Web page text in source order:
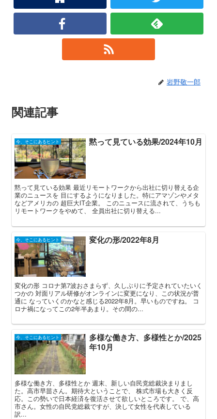
岩野敬一郎
関連記事
今、そこにあるヒント 黙って見ている効果/2024年10月
黙って見ている効果 最近リモートワークから出社に切り替える企
業のニュースを 目にするようになりました。特にアマゾンやメタ
などアメリカの 超巨大IT企業。 このニュースに流されて、うちも
リモートワークをやめて、 全員出社に切り替える...
今、そこにあるヒント 変化の形/2022年8月
変化の形 コロナ第7波おさまらず、久しぶりに予定されていたいく
つかの 対面リアル研修がオンラインに変更になり、この状況が普
通に なっていくのかなと感じる2022年8月。早いものですね。 コ
ロナ禍になってこの2年半あまり。その間の...
今、そこにあるヒント
多様な働き方、多様性とか/2025
年10月
多様な働き方、多様性とか 週末、新しい自民党総裁決まりまし
た。高市早苗さん。期待大ということで、 株式市場も大きく反
応。この勢いで日本経済を復活させて欲しいところです。 で、高
市さん。女性の自民党総裁ですが、決して女性を代表している
訳...